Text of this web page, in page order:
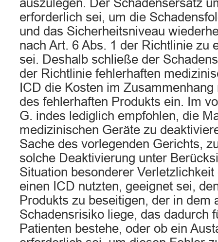
auszulegen. Der Schadensersatz
erforderlich sei, um die
und das Sicherheitsniveau
nach Art. 6 Abs. 1 der Richtlinie zu
sei. Deshalb schließe der
der Richtlinie fehlerhaften
ICD die Kosten im
des fehlerhaften Produkts ein. Im
G. indes lediglich empfohlen, die
medizinischen Geräte zu
Sache des vorlegenden Gerichts,
solche Deaktivierung unter
Situation besonderer
einen ICD nutzten, geeignet sei,
Produkts zu beseitigen, der in dem
Schadensrisiko liege, das dadurch
Patienten bestehe, oder ob ein